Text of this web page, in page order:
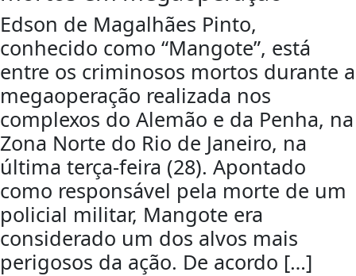
Edson de Magalhães Pinto,
conhecido como “Mangote”, está
entre os criminosos mortos durante a
megaoperação realizada nos
complexos do Alemão e da Penha, na
Zona Norte do Rio de Janeiro, na
última terça-feira (28). Apontado
como responsável pela morte de um
policial militar, Mangote era
considerado um dos alvos mais
perigosos da ação. De acordo […]